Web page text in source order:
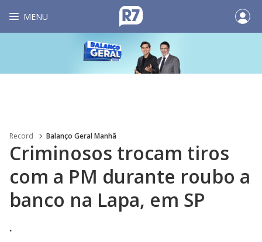
MENU
Record Balanço Geral Manhã
Criminosos trocam tiros
com a PM durante roubo a
banco na Lapa, em SP
.